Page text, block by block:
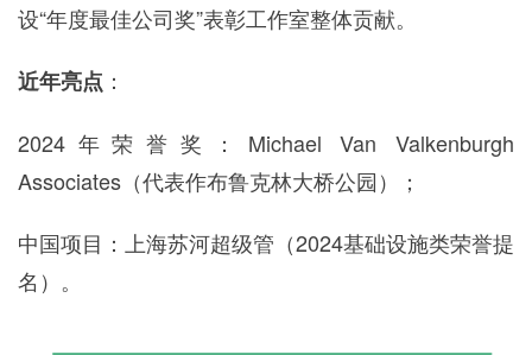
设“年度最佳公司奖”表彰工作室整体贡献。
近年亮点 ：
2024年荣誉奖：Michael Van Valkenburgh
Associates（代表作布鲁克林大桥公园）；
中国项目：上海苏河超级管（2024基础设施类荣誉提
名）。